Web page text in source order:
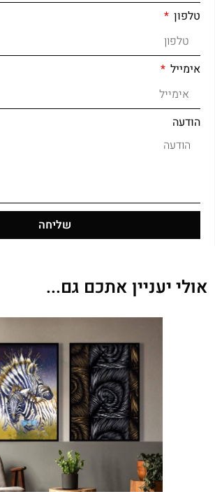
טלפון
אימייל
הודעה
שליחה
אולי יעניין אתכם גם...